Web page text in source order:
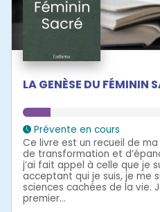
LA GENÈSE DU FÉMININ
Prévente en cours
Ce livre est un recueil de
de transformation et
j’ai fait appel à celle que je
acceptant qui je suis, je me
sciences cachées de la vie.
premier...